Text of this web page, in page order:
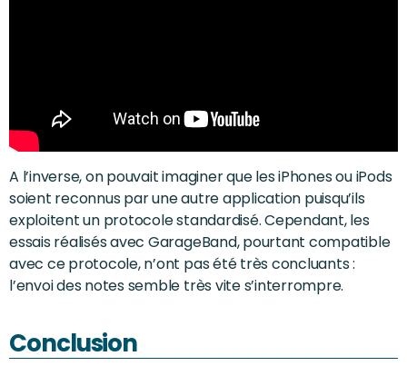
A l’inverse, on pouvait imaginer que les iPhones ou iPods
soient reconnus par une autre application puisqu’ils
exploitent un protocole standardisé. Cependant, les
essais réalisés avec GarageBand, pourtant compatible
avec ce protocole, n’ont pas été très concluants :
l’envoi des notes semble très vite s’interrompre.
Conclusion